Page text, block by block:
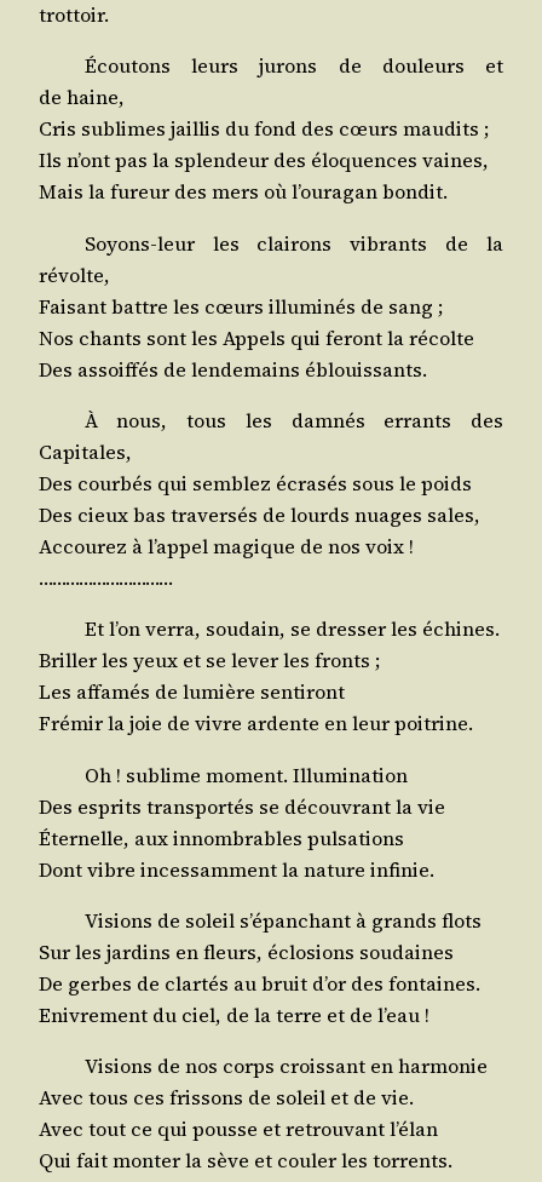
trottoir.
Écou­tons leurs jurons de dou­leurs et
de haine,
Cris sublimes jaillis du fond des cœurs maudits ;
Ils n’ont pas la splen­deur des élo­quences vaines,
Mais la fureur des mers où l’ouragan bondit.
Soyons-leur les clai­rons vibrants de la
révolte,
Fai­sant battre les cœurs illu­mi­nés de sang ;
Nos chants sont les Appels qui feront la récolte
Des assoif­fés de len­de­mains éblouissants.
À nous, tous les dam­nés errants des
Capitales,
Des cour­bés qui sem­blez écra­sés sous le poids
Des cieux bas tra­ver­sés de lourds nuages sales,
Accou­rez à l’appel magique de nos voix !
…………………………
Et l’on ver­ra, sou­dain, se dres­ser les échines.
Briller les yeux et se lever les fronts ;
Les affa­més de lumière sentiront
Fré­mir la joie de vivre ardente en leur poitrine.
Oh ! sublime moment. Illumination
Des esprits trans­por­tés se décou­vrant la vie
Éter­nelle, aux innom­brables pulsations
Dont vibre inces­sam­ment la nature infinie.
Visions de soleil s’épanchant à grands flots
Sur les jar­dins en fleurs, éclo­sions soudaines
De gerbes de clar­tés au bruit d’or des fontaines.
Enivre­ment du ciel, de la terre et de l’eau !
Visions de nos corps crois­sant en harmonie
Avec tous ces fris­sons de soleil et de vie.
Avec tout ce qui pousse et retrou­vant l’élan
Qui fait mon­ter la sève et cou­ler les torrents.